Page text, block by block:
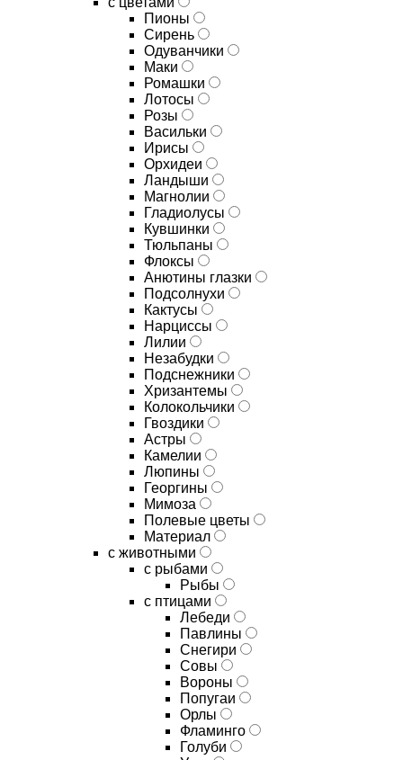
Пионы
Сирень
Одуванчики
Маки
Ромашки
Лотосы
Розы
Васильки
Ирисы
Орхидеи
Ландыши
Магнолии
Гладиолусы
Кувшинки
Тюльпаны
Флоксы
Анютины глазки
Подсолнухи
Кактусы
Нарциссы
Лилии
Незабудки
Подснежники
Хризантемы
Колокольчики
Гвоздики
Астры
Камелии
Люпины
Георгины
Мимоза
Полевые цветы
Материал
с животными
с рыбами
Рыбы
с птицами
Лебеди
Павлины
Снегири
Совы
Вороны
Попугаи
Орлы
Фламинго
Голуби